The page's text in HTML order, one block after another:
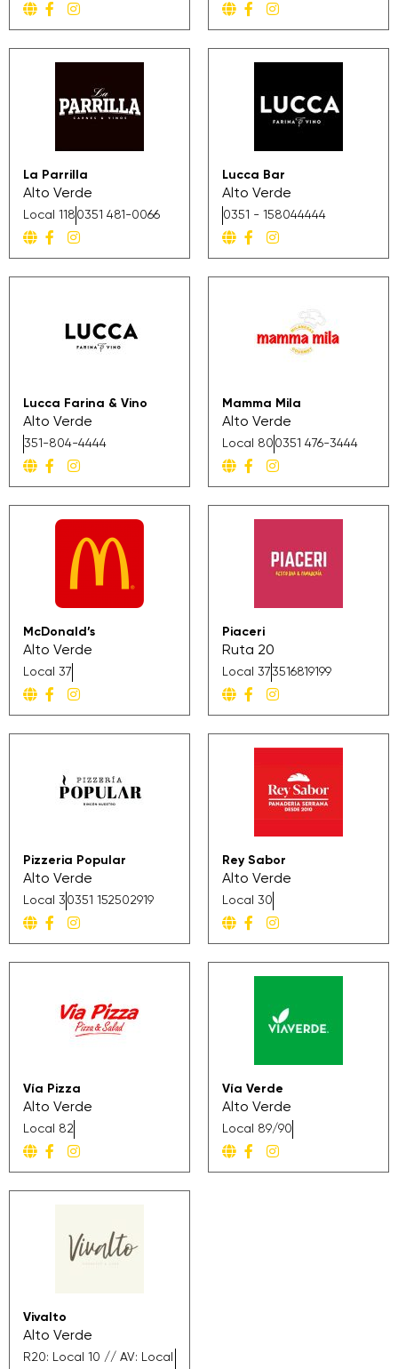
La Parrilla
Alto Verde
Local 118 0351 481-0066
Lucca Bar
Alto Verde
0351 - 158044444
Lucca Farina & Vino
Alto Verde
351-804-4444
Mamma Mila
Alto Verde
Local 80 0351 476-3444
McDonald’s
Alto Verde
Local 37
Piaceri
Ruta 20
Local 373516819199
Pizzeria Popular
Alto Verde
Local 3 0351 152502919
Rey Sabor
Alto Verde
Local 30
Vía Pizza
Alto Verde
Local 82
Vía Verde
Alto Verde
Local 89/90
Vivalto
Alto Verde
R20: Local 10 // AV: Local